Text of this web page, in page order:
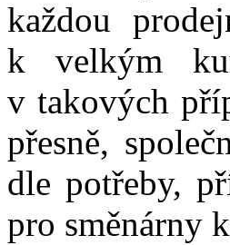
každou
k
velkým
v takových
přesně,
dle potřeby,
pro směnárny